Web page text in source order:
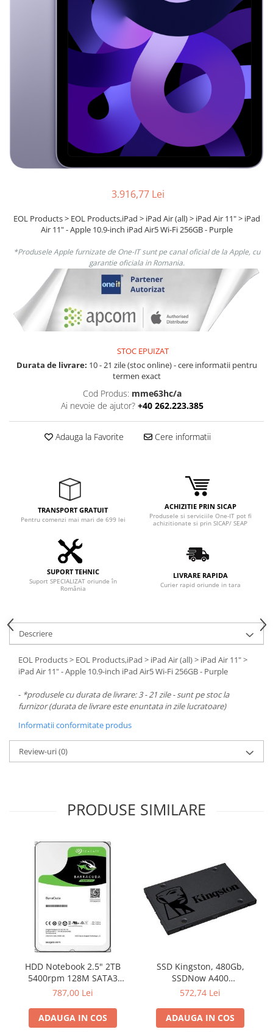
Smartphone IPhone
3.916,77 Lei
EOL Products > EOL Products,iPad > iPad Air (all) > iPad Air 11" > iPad
Air 11" - Apple 10.9-inch iPad Air5 Wi-Fi 256GB - Purple
*Produsele Apple furnizate de One-IT sunt pe canal oficial de la Apple, cu
garantie oficiala in Romania.
STOC EPUIZAT
Durata de livrare: 10 - 21 zile (stoc online) - cere informatii pentru
termen exact
Cod Produs: mme63hc/a
Ai nevoie de ajutor? +40 262.223.385
Adauga la Favorite Cere informatii
TRANSPORT GRATUIT
Pentru comenzi mai mari de 699 lei
ACHIZITIE PRIN SICAP
Produsele si serviciile One-IT pot fi
achizitionate si prin SICAP/ SEAP
SUPORT TEHNIC
Suport SPECIALIZAT oriunde în
România
LIVRARE RAPIDA
Curier rapid oriunde in tara
Descriere
EOL Products > EOL Products,iPad > iPad Air (all) > iPad Air 11" >
iPad Air 11" - Apple 10.9-inch iPad Air5 Wi-Fi 256GB - Purple
- *produsele cu durata de livrare: 3 - 21 zile - sunt pe stoc la
furnizor (durata de livrare este enuntata in zile lucratoare)
Informatii conformitate produs
Review-uri(0)
PRODUSE SIMILARE
HDD Notebook 2.5" 2TB
5400rpm 128M SATA3
SEAGATE
787,00 Lei
ADAUGA IN COS
SSD Kingston, 480Gb,
SSDNow A400
"SA400S37/480G"
572,74 Lei
ADAUGA IN COS